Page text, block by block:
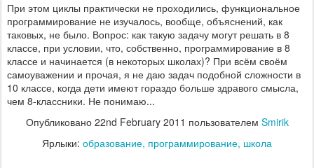
При этом циклы практически не проходились, функциональное
программирование не изучалось, вообще, объяснений, как
таковых, не было. Вопрос: как такую задачу могут решать в 8
классе, при условии, что, собственно, программирование в 8
классе и начинается (в некоторых школах)? При всём своём
самоуважении и прочая, я не даю задач подобной сложности в
10 классе, когда дети имеют гораздо больше здравого смысла,
чем 8-классники. Не понимаю...
Опубликовано 22nd February 2011 пользователем Smirik
Ярлыки: образование программирование школа